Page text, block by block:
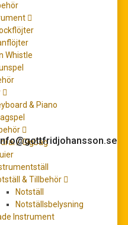
Whistle
& Piano
/ Gigbag
& Tillbehör
Notställ
Notställsbelysning
Instrument
Kleine Preludien und
Fughettas (urtext)
kr
med köpet?
Telefontider:
Måndag – fredag 10-12